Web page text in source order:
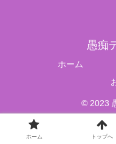
愚痴
ホーム
© 2023
ホーム トップへ